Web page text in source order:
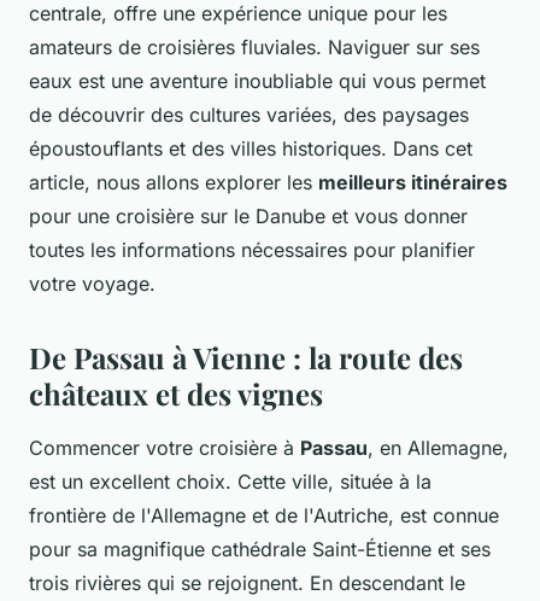
centrale, offre une expérience unique pour les
amateurs de croisières fluviales. Naviguer sur ses
eaux est une aventure inoubliable qui vous permet
de découvrir des cultures variées, des paysages
époustouflants et des villes historiques. Dans cet
article, nous allons explorer les meilleurs itinéraires
pour une croisière sur le Danube et vous donner
toutes les informations nécessaires pour planifier
votre voyage.
De Passau à Vienne : la route des
châteaux et des vignes
Commencer votre croisière à Passau, en Allemagne,
est un excellent choix. Cette ville, située à la
frontière de l'Allemagne et de l'Autriche, est connue
pour sa magnifique cathédrale Saint-Étienne et ses
trois rivières qui se rejoignent. En descendant le